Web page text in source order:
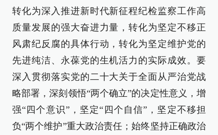
转化为深入推进新时代新征程纪检监察工作高
质量发展的强大奋进力量，转化为坚定不移正
风肃纪反腐的具体行动，转化为坚定维护党的
先进纯洁、永葆党的生机活力的实际成效。要
深入贯彻落实党的二十大关于全面从严治党战
略部署，深刻领悟“两个确立”的决定性意义，增
强“四个意识”，坚定“四个自信”，坚定不移担
负“两个维护”重大政治责任；始终坚持正确政治